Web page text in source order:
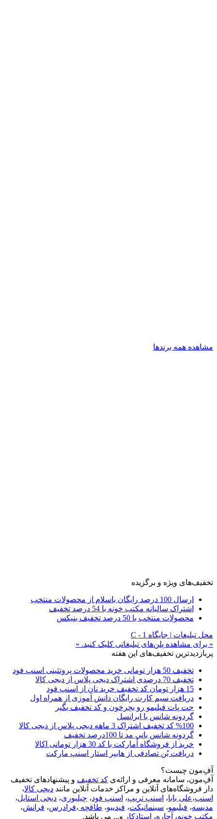
مشاهده همه برندها
تخفیف‌های ویژه و برگزیده
ارسال 100 درصد رایگان باسلام از محصولات منتخب
اشتراک سالیانه مکتب خونه با 54 درصد تخفیف
محصولات منتخب با 50 درصد تخفیف بنیکس
محل تبلیغات | جایگاه C - 1
« برای مشاهده پلن‌های تبلیغاتی کلیک کنید. »
پربازدیدترین تخفیف‌های این هفته
تخفیف 50 هزار تومانی خرید محصولات پروتئینی اسنپ فود
تخفیف 70 درصدی اشتراک دیجی پلاس از دیجی کالا
15 هزار تومان کد تخفیف خرید نان از اسنپ فود
دریافت سیم کارت رایگان دانش آموزی از همراه اول
جت پات فیلیمو رو بچرخون و کد تخفیف بگیر
گردونه شانس با ایرانسل
%100 کد تخفیف اشتراک 3 ماهه دیجی پلاس از دیجی کالا
گردونه شانس بانی مد تا 100درصد تخفیف
خرید از فروشگاه اُمارکت با کد 30 هزار تومانی اکالا
دریافت بُن تصادفی از هایپر استار اسنپ مارکت
آفِ‌مون چیست؟
آفِ‌مون، سامانه معرفی و ارائه‌ی کد تخفیف و پیشنهادهای تخفیف
دار فروشگاه‌های آنلاین و مراکز خدمات آنلاین مانند دیجی کالا،
اسنپ،علی بابا، اسنپ تریپ، اسنپ فود، چیلیوری، دیجی استایل،
مدیسه، فیلیمو، سینماتیکت، فیدیبو، طاقچه ،فرادرس، فرانش،
مکتب خونه، آچاره، استادکار و... می باشد.